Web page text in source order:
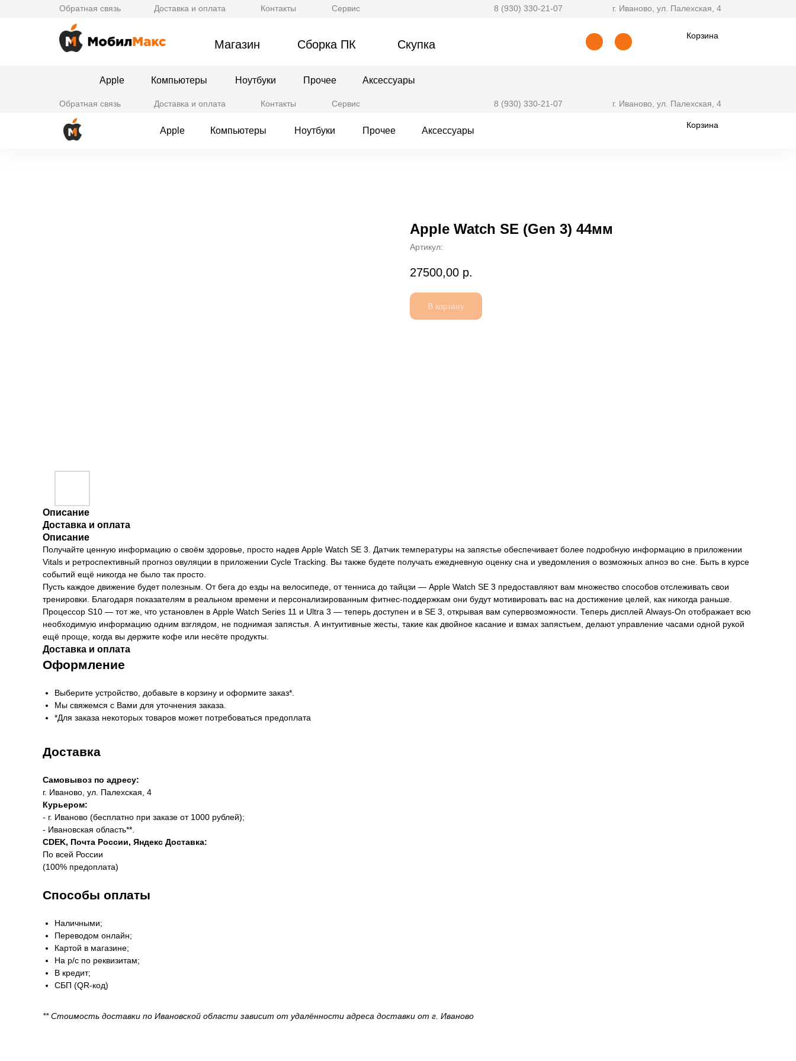
Apple
Контакты Сервис 8 (930) 330-21-07 г. Иваново, ул. Палехская, 4
Доставка и оплата
Обратная связь
Магазин Скупка
Аксессуары
Прочее
Компьютеры
Корзина
Сборка ПК
Ноутбуки
Apple
Контакты Сервис 8 (930) 330-21-07 г. Иваново, ул. Палехская, 4
Доставка и оплата
Обратная связь
Аксессуары
Прочее
Компьютеры
Корзина
Ноутбуки
Apple Watch SE (Gen 3) 44мм
Артикул:
27500,00 р.
В корзину
Описание
Доставка и оплата
Описание
Получайте ценную информацию о своём здоровье, просто надев Apple Watch SE 3. Датчик температуры на запястье обеспечивает более подробную информацию в приложении
Vitals и ретроспективный прогноз овуляции в приложении Cycle Tracking. Вы также будете получать ежедневную оценку сна и уведомления о возможных апноэ во сне. Быть в курсе
событий ещё никогда не было так просто.
Пусть каждое движение будет полезным. От бега до езды на велосипеде, от тенниса до тайцзи — Apple Watch SE 3 предоставляют вам множество способов отслеживать свои
тренировки. Благодаря показателям в реальном времени и персонализированным фитнес-поддержкам они будут мотивировать вас на достижение целей, как никогда раньше.
Процессор S10 — тот же, что установлен в Apple Watch Series 11 и Ultra 3 — теперь доступен и в SE 3, открывая вам супервозможности. Теперь дисплей Always-On отображает всю
необходимую информацию одним взглядом, не поднимая запястья. А интуитивные жесты, такие как двойное касание и взмах запястьем, делают управление часами одной рукой
ещё проще, когда вы держите кофе или несёте продукты.
Доставка и оплата
Оформление
Выберите устройство, добавьте в корзину и оформите заказ*.
Мы свяжемся с Вами для уточнения заказа.
*Для заказа некоторых товаров может потребоваться предоплата
Доставка
Самовывоз по адресу:
г. Иваново, ул. Палехская, 4
Курьером:
- г. Иваново (бесплатно при заказе от 1000 рублей);
- Ивановская область**.
CDEK, Почта России, Яндекс Доставка:
По всей России
(100% предоплата)
Способы оплаты
Наличными;
Переводом онлайн;
Картой в магазине;
На р/с по реквизитам;
В кредит;
СБП (QR-код)
** Стоимость доставки по Ивановской области зависит от удалённости адреса доставки от г. Иваново